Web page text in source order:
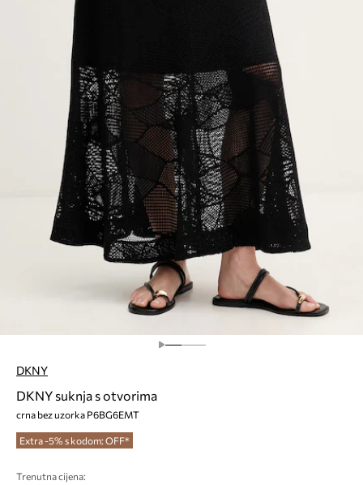
DKNY
DKNY suknja s otvorima
crna bez uzorka P6BG6EMT
Extra -5% s kodom: OFF*
Trenutna cijena: